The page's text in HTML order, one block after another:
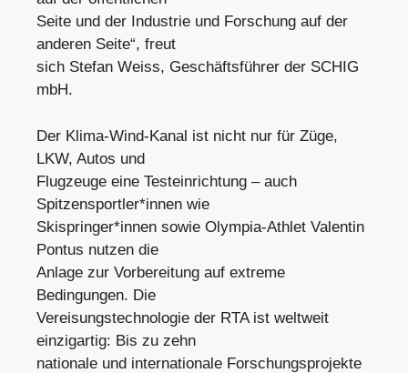
Seite und der Industrie und Forschung auf der
anderen Seite“, freut
sich Stefan Weiss, Geschäftsführer der SCHIG
mbH.
Der Klima-Wind-Kanal ist nicht nur für Züge,
LKW, Autos und
Flugzeuge eine Testeinrichtung – auch
Spitzensportler*innen wie
Skispringer*innen sowie Olympia-Athlet Valentin
Pontus nutzen die
Anlage zur Vorbereitung auf extreme
Bedingungen. Die
Vereisungstechnologie der RTA ist weltweit
einzigartig: Bis zu zehn
nationale und internationale Forschungsprojekte